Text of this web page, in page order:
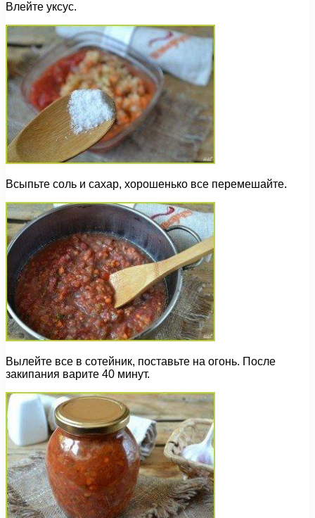
Влейте уксус.
Всыпьте соль и сахар, хорошенько все перемешайте.
Вылейте все в сотейник, поставьте на огонь. После
закипания варите 40 минут.